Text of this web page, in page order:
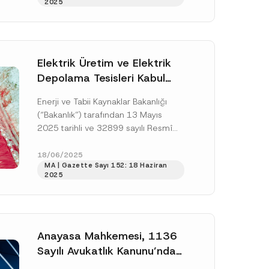
ve...[Devamını Oku]
2025
Elektrik Üretim ve Elektrik
Depolama Tesisleri Kabul
Enerji ve Tabii Kaynaklar Bakanlığı
(“Bakanlık”) tarafından 13 Mayıs
2025 tarihli ve 32899 sayılı Resmî
Üretim ve Elektrik Depolama
Tesisleri...[Devamını Oku]
18/06/2025
MA | Gazette Sayı 152: 18 Haziran
2025
Anayasa Mahkemesi, 1136
Sayılı Avukatlık Kanunu’nda
m
r
s
ı
A